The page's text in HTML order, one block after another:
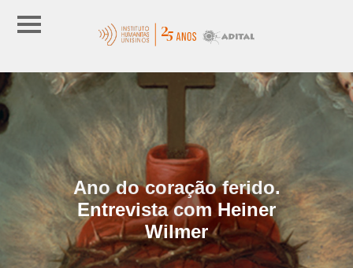
Ano do coração ferido.
Entrevista com Heiner
Wilmer